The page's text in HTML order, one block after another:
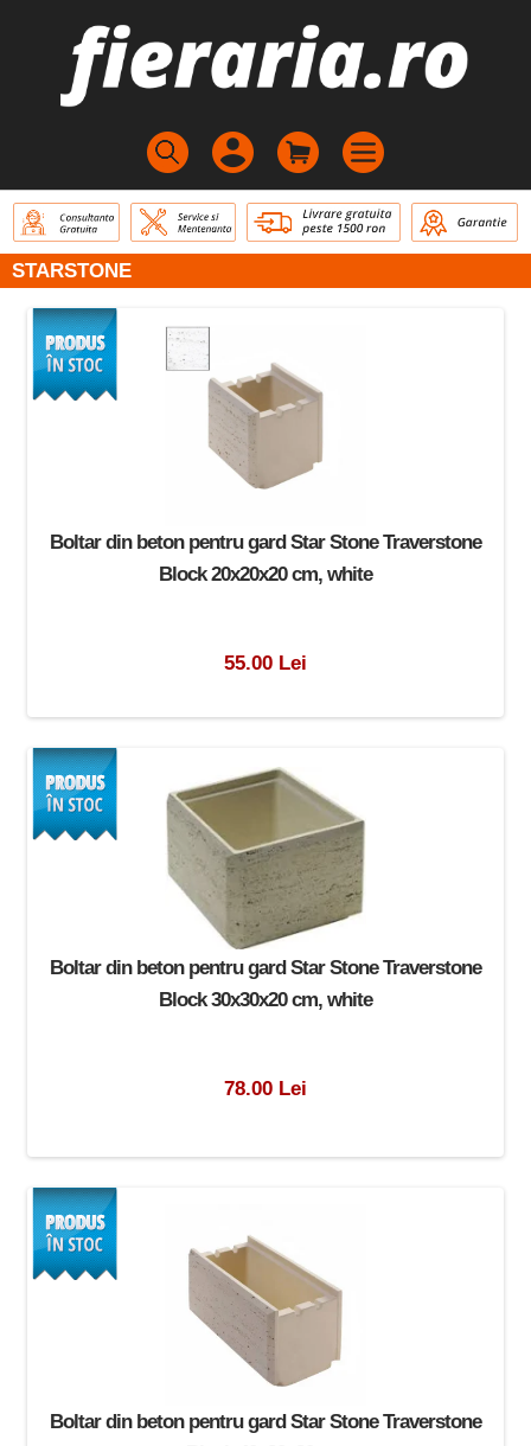
STARSTONE
Boltar din beton pentru gard Star Stone Traverstone
Block 20x20x20 cm, white
55.00 Lei
Boltar din beton pentru gard Star Stone Traverstone
Block 30x30x20 cm, white
78.00 Lei
Boltar din beton pentru gard Star Stone Traverstone